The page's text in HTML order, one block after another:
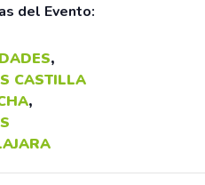
del Evento:
,
CASTILLA
,